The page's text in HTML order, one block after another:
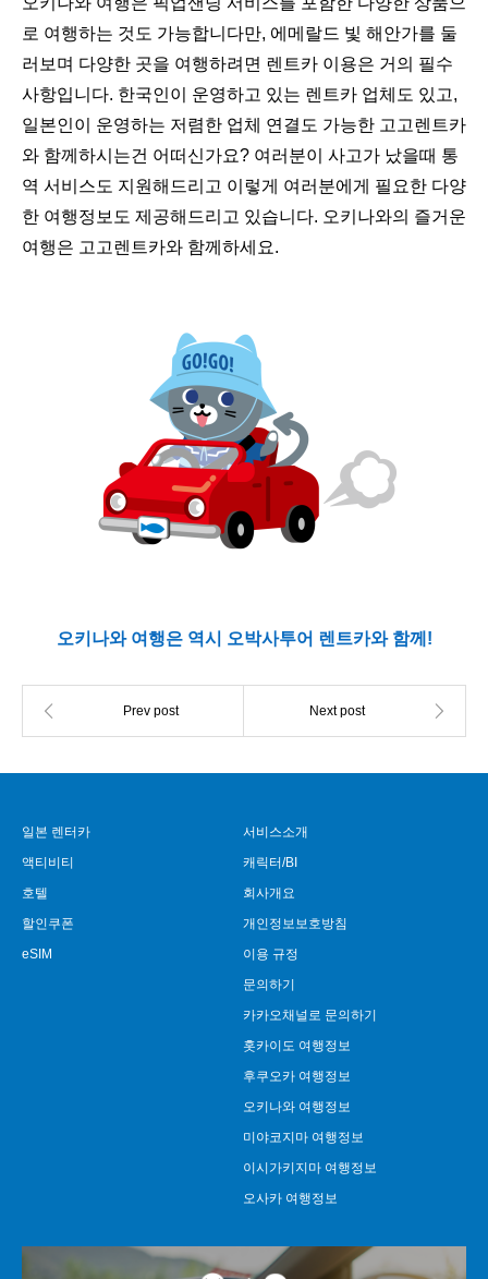
로 여행하는 것도 가능합니다만, 에메랄드 빛 해안가를 둘
러보며 다양한 곳을 여행하려면 렌트카 이용은 거의 필수
사항입니다. 한국인이 운영하고 있는 렌트카 업체도 있고,
일본인이 운영하는 저렴한 업체 연결도 가능한 고고렌트카
와 함께하시는건 어떠신가요? 여러분이 사고가 났을때 통
역 서비스도 지원해드리고 이렇게 여러분에게 필요한 다양
한 여행정보도 제공해드리고 있습니다. 오키나와의 즐거운
여행은 고고렌트카와 함께하세요.
오키나와 여행은 역시 오박사투어 렌트카와 함께!
일본 렌터카
액티비티
호텔
할인쿠폰
eSIM
서비스소개
캐릭터/BI
회사개요
개인정보보호방침
이용 규정
문의하기
카카오채널로 문의하기
홋카이도 여행정보
후쿠오카 여행정보
오키나와 여행정보
미야코지마 여행정보
이시가키지마 여행정보
오사카 여행정보